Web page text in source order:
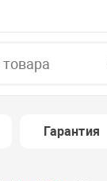
Гарантия